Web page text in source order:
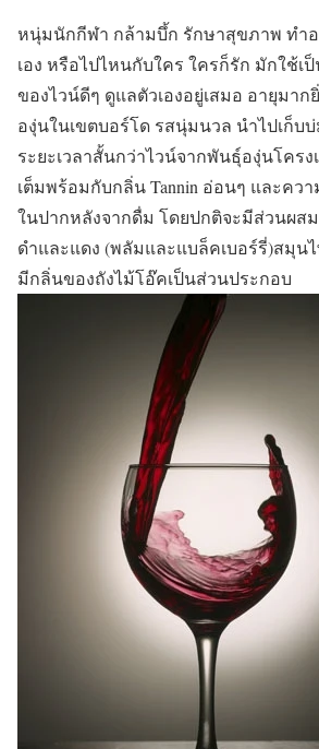
หนุ่มนักกีฬา กล้ามบึ้ก รักษาสุขภาพ ทำอ
เอง หรือไปไหนกับใคร ใครก็รัก มักใช้
ของไวน์ดีๆ ดูแลตัวเองอยู่เสมอ อายุมา
องุ่นในเขตบอร์โด รสนุ่มนวล นำไปเก็
ระยะเวลาสั้นกว่าไวน์จากพันธุ์องุ่นโคร
เต็มพร้อมกับกลิ่น Tannin อ่อนๆ และคว
ในปากหลังจากดื่ม โดยปกติจะมีส่วนผส
ดำและแดง (พลัมและแบล็คเบอร์รี่)สมุน
มีกลิ่นของถังไม้โอ๊คเป็นส่วนประกอบ